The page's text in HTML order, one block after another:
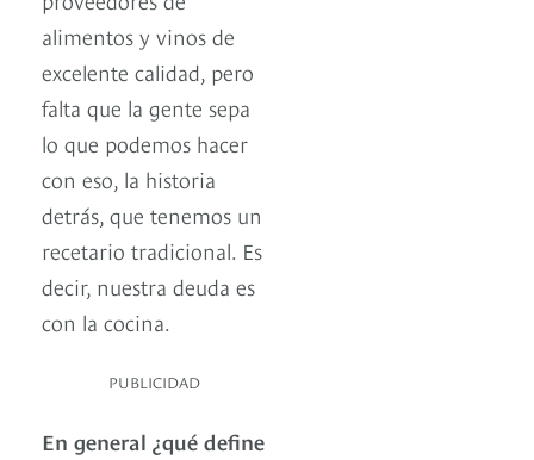
alimentos y vinos de
excelente calidad, pero
falta que la gente sepa
lo que podemos hacer
con eso, la historia
detrás, que tenemos un
recetario tradicional. Es
decir, nuestra deuda es
con la cocina.
PUBLICIDAD
En general ¿qué define